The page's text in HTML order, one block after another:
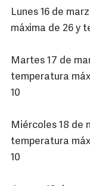
Lunes 16 de
máxima de 26 y
Martes 17 de
temperatura
10
Miércoles 18 de
temperatura
10